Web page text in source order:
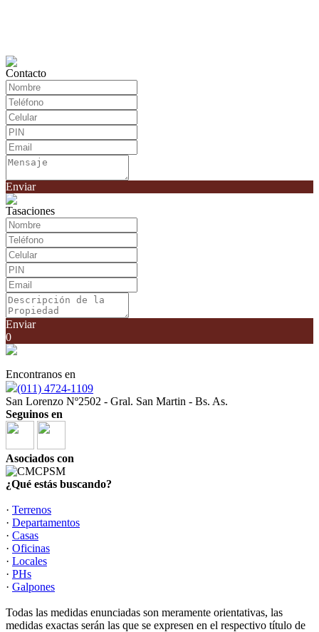
Contacto
Enviar
Tasaciones
Enviar
0
Encontranos en
(011) 4724-1109
San Lorenzo Nº2502 - Gral. San Martin - Bs. As.
Seguinos en
Asociados con
¿Qué estás buscando?
· Terrenos
· Departamentos
· Casas
· Oficinas
· Locales
· PHs
· Galpones
Todas las medidas enunciadas son meramente orientativas, las
medidas exactas serán las que se expresen en el respectivo título de